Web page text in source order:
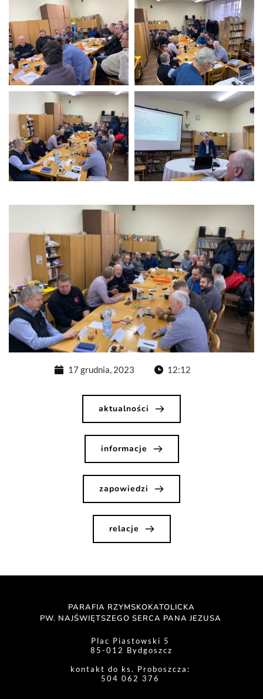
17 grudnia, 2023 12:12
aktualności
informacje
zapowiedzi
relacje
PARAFIA RZYMSKOKATOLICKA
PW. NAJŚWIĘTSZEGO SERCA PANA JEZUSA
Plac Piastowski 5
85-012 Bydgoszcz
kontakt do ks. Proboszcza:
504 062 376